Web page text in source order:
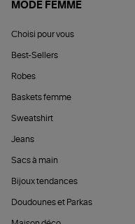
MODE FEMME
Choisi pour vous
Best-Sellers
Robes
Baskets femme
Sweatshirt
Jeans
Sacs à main
Bijoux tendances
Doudounes et Parkas